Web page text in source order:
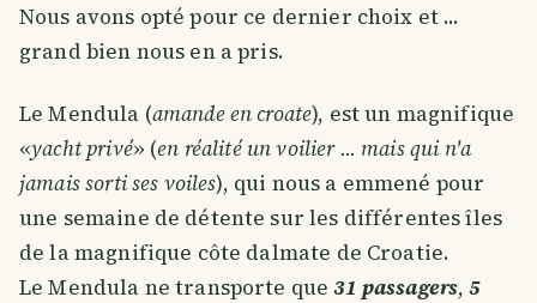
Nous avons opté pour ce dernier choix et ...
grand bien nous en a pris.
Le Mendula (amande en croate), est un magnifique
«yacht privé» (en réalité un voilier ... mais qui n'a
jamais sorti ses voiles), qui nous a emmené pour
une semaine de détente sur les différentes îles
de la magnifique côte dalmate de Croatie.
Le Mendula ne transporte que31 passagers,5